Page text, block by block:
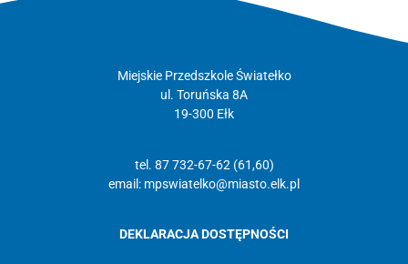
Miejskie Przedszkole Światełko
ul. Toruńska 8A
19-300 Ełk
tel. 87 732-67-62 (61,60)
email: mpswiatelko@miasto.elk.pl
DEKLARACJA DOSTĘPNOŚCI